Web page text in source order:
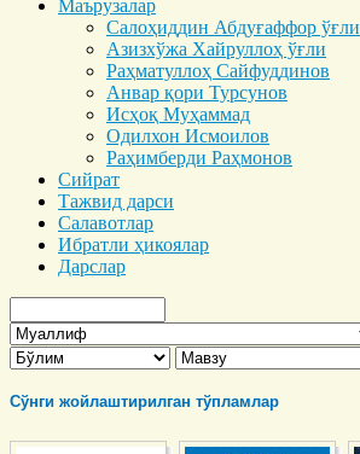
Маърузалар
Салоҳиддин Абдуғаффор ўғли
Азизхўжа Хайруллоҳ ўғли
Раҳматуллоҳ Сайфуддинов
Анвар қори Турсунов
Исҳоқ Муҳаммад
Одилхон Исмоилов
Раҳимберди Раҳмонов
Сийрат
Тажвид дарси
Салавотлар
Ибратли ҳикоялар
Дарслар
Сўнги жойлаштирилган тўпламлар